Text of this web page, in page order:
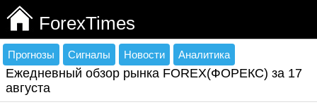
ForexTimes
Прогнозы Сигналы Новости Аналитика
Ежедневный обзор рынка FOREX(ФОРЕКС) за 17
августа